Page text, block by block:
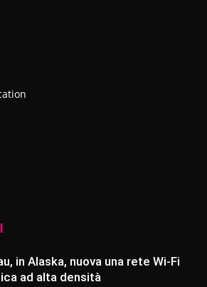
in Alaska, nuova una rete Wi-Fi
ad alta densità